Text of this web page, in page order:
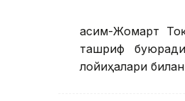
Қасим-Жомарт
ташриф
лойиҳалари